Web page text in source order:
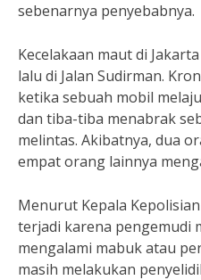
sebenarnya penyebabnya.
Kecelakaan maut di
lalu di Jalan Sudirman.
ketika sebuah mobil
dan tiba-tiba menabrak
melintas. Akibatnya, dua
empat orang lainnya
Menurut Kepala
terjadi karena pengemudi
mengalami mabuk atau
masih melakukan